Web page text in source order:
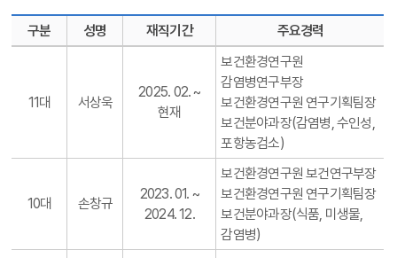
구분 성명 재직기간 주요경력
11대 서상욱
2025. 02. ~
현재
보건환경연구원
감염병연구부장
보건환경연구원 연구기획팀장
보건분야과장(감염병, 수인성,
포항농검소)
10대 손창규
2023. 01. ~
2024. 12.
보건환경연구원 보건연구부장
보건환경연구원 연구기획팀장
보건분야과장(식품, 미생물,
감염병)